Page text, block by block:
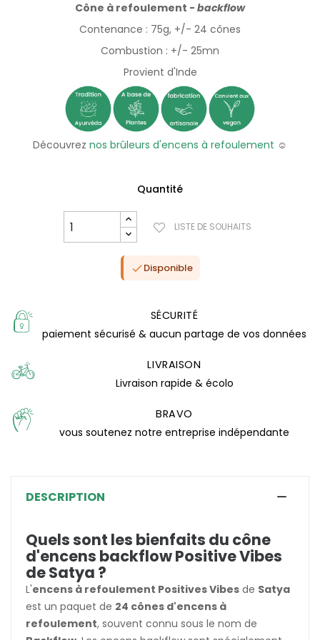
Cône à refoulement - backflow
Contenance : 75g, +/- 24 cônes
Combustion : +/- 25mn
Provient d'Inde
Découvrez nos brûleurs d'encens à refoulement ☺️
Quantité
LISTE DE SOUHAITS
Disponible
SÉCURITÉ
paiement sécurisé & aucun partage de vos données
LIVRAISON
Livraison rapide & écolo
BRAVO
vous soutenez notre entreprise indépendante
DESCRIPTION
Quels sont les bienfaits du cône
d'encens backflow Positive Vibes
de Satya ?
L'encens à refoulement Positives Vibes de Satya
est un paquet de 24 cônes d'encens à
refoulement, souvent connu sous le nom de